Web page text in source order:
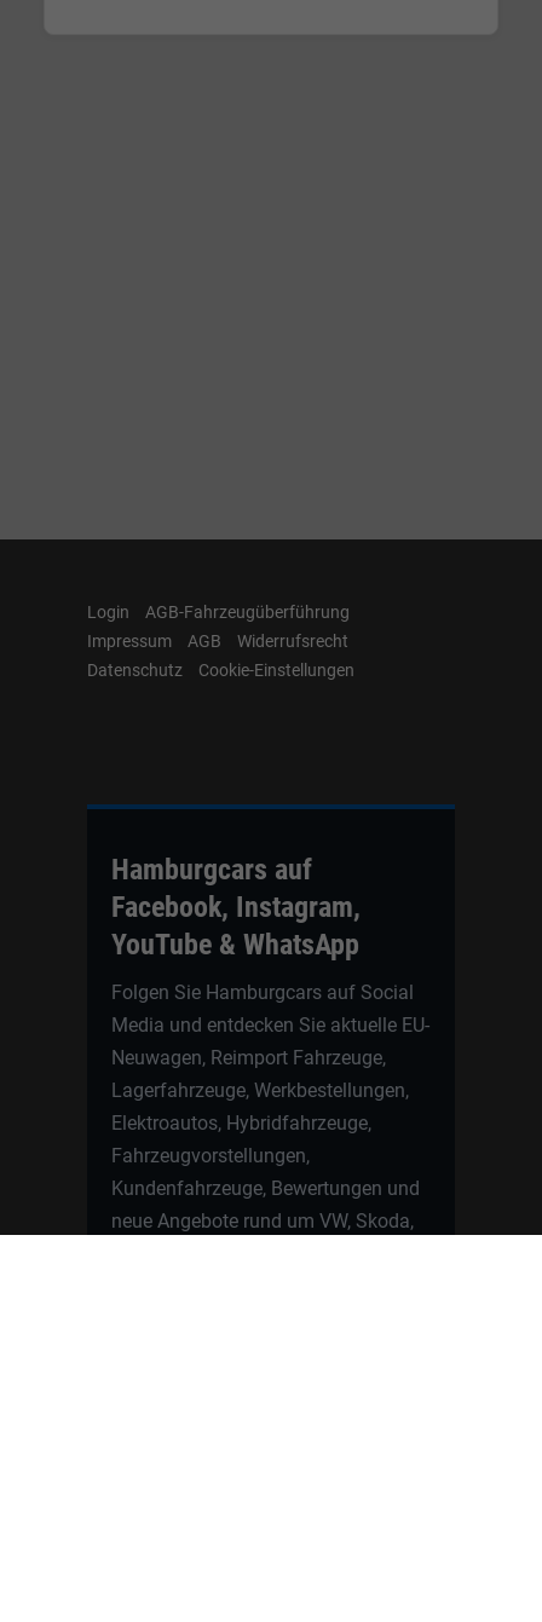
Login
AGB-Fahrzeugüberführung
Impressum
AGB
Widerrufsrecht
Datenschutz
Cookie-Einstellungen
Hamburgcars auf
Facebook, Instagram,
YouTube & WhatsApp
Folgen Sie Hamburgcars auf Social
Media und entdecken Sie aktuelle EU-
Neuwagen, Reimport Fahrzeuge,
Lagerfahrzeuge, Werkbestellungen,
Elektroautos, Hybridfahrzeuge,
Fahrzeugvorstellungen,
Kundenfahrzeuge, Bewertungen und
neue Angebote rund um VW, Skoda,